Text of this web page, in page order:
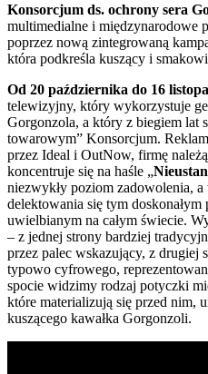
Konsorcjum ds. ochrony sera
multimedialne i międzynarodowe
poprzez nową zintegrowaną
która podkreśla kuszący i
Od 20 października do 16
telewizyjny, który wykorzystuje
Gorgonzola, a który z biegiem lat
towarowym” Konsorcjum.
przez Ideal i OutNow, firmę
koncentruje się na haśle „
niezwykły poziom zadowolenia,
delektowania się tym
uwielbianym na całym świecie.
– z jednej strony bardziej
przez palec wskazujący, z drugiej
typowo cyfrowego,
spocie widzimy rodzaj potyczki
które materializują się przed nim,
kuszącego kawałka Gorgonzoli.